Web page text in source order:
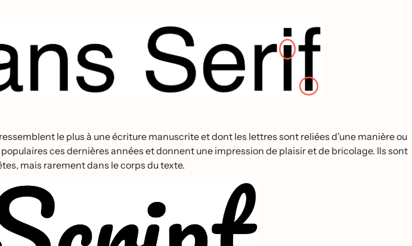
le plus à une écriture manuscrite et dont les lettres sont reliées d'une manière ou
ces dernières années et donnent une impression de plaisir et de bricolage. Ils sont
mais rarement dans le corps du texte.